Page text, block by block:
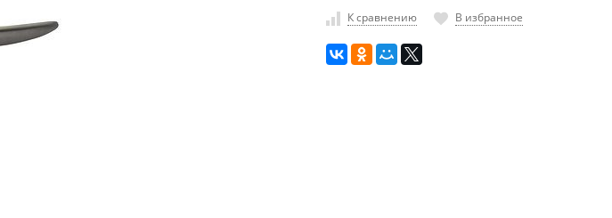
К сравнению В избранное